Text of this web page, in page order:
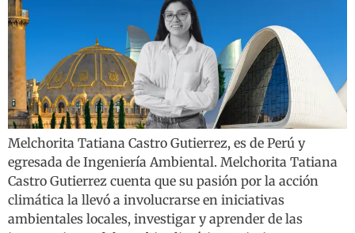
Melchorita Tatiana Castro Gutierrez, es de Perú y
egresada de Ingeniería Ambiental. Melchorita Tatiana
Castro Gutierrez cuenta que su pasión por la acción
climática la llevó a involucrarse en iniciativas
ambientales locales, investigar y aprender de las